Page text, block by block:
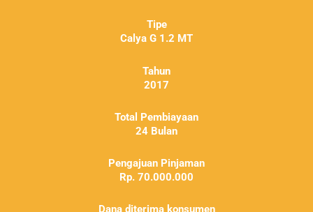
Tipe
Calya G 1.2 MT
Tahun
2017
Total Pembiayaan
24 Bulan
Pengajuan Pinjaman
Rp. 70.000.000
Dana diterima konsumen